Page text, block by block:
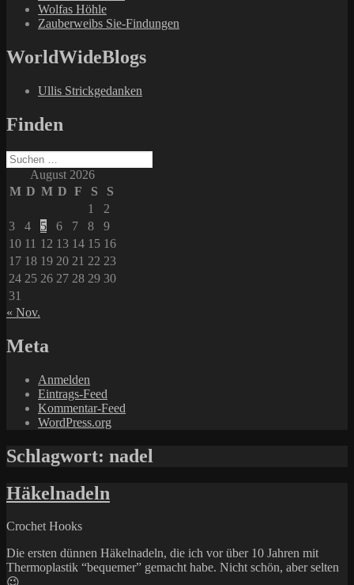
Wolfas Höhle
Zauberweibs Sie-Findungen
WorldWideBlogs
Ullis Strickgedanken
Finden
Suchen
nach:August 2026
M D M D F S
S
1
2
3
4 5 6 7 8
9
10 11 12 13 14 15 16
17 18 19 20 21 22 23
24 25 26 27 28 29 30
31
« Nov.
Meta
Anmelden
Eintrags-Feed
Kommentar-Feed
WordPress.org
Schlagwort: nadel
Häkelnadeln
Crochet Hooks
Die ersten dünnen Häkelnadeln, die ich vor über 10 Jahren mit
Thermoplastik “bequemer” gemacht habe. Nicht schön, aber selten